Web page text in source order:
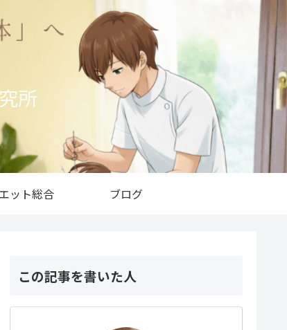
所
ット総合 ブログ
この記事を書いた人